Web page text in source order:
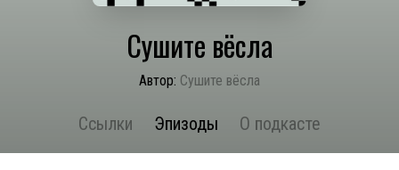
Сушите вёсла
Автор: Сушите вёсла
Ссылки Эпизоды О подкасте